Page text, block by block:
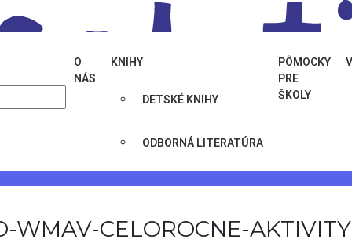
aktualizacne-webinare-3/no-wmav-celorocne-aktivity-1/
O
NÁS
KNIHY
DETSKÉ KNIHY
ODBORNÁ LITERATÚRA
PÔMOCKY
PRE
ŠKOLY
WMAV-CELOROCNE-AKTIVITY